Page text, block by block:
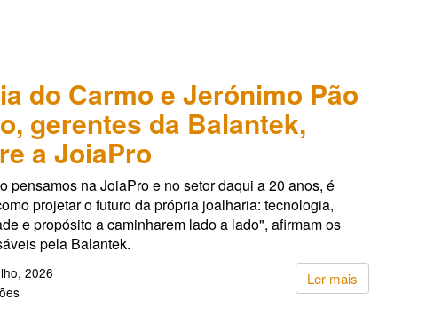
do Carmo e Jerónimo Pão
gerentes da Balantek,
a JoiaPro
pensamos na JoiaPro e no setor daqui a 20 anos, é
projetar o futuro da própria joalharia: tecnologia,
e propósito a caminharem lado a lado", afirmam os
pela Balantek.
Ler mais
2026